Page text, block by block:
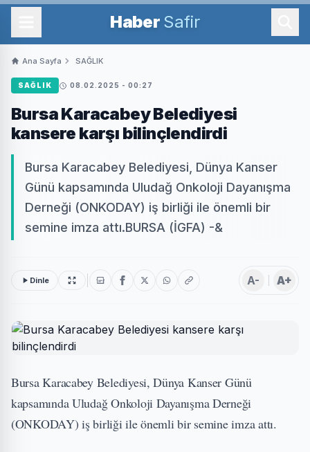
Haber Safir
Ana Sayfa SAĞLIK
SAĞLIK 08.02.2025 - 00:27
Bursa Karacabey Belediyesi
kansere karşı bilinçlendirdi
Bursa Karacabey Belediyesi, Dünya Kanser
Günü kapsamında Uludağ Onkoloji Dayanışma
Derneği (ONKODAY) iş birliği ile önemli bir
semine imza attı.BURSA (İGFA) -&
Dinle A- A+
Bursa Karacabey Belediyesi, Dünya Kanser Günü
kapsamında Uludağ Onkoloji Dayanışma Derneği
(ONKODAY) iş birliği ile önemli bir semine imza attı.